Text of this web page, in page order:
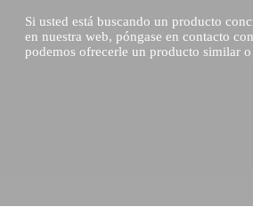
Si usted está buscando un producto
en nuestra web, póngase en contacto
podemos ofrecerle un producto similar o